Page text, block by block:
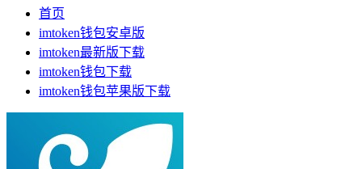
首页
imtoken钱包安卓版
imtoken最新版下载
imtoken钱包下载
imtoken钱包苹果版下载